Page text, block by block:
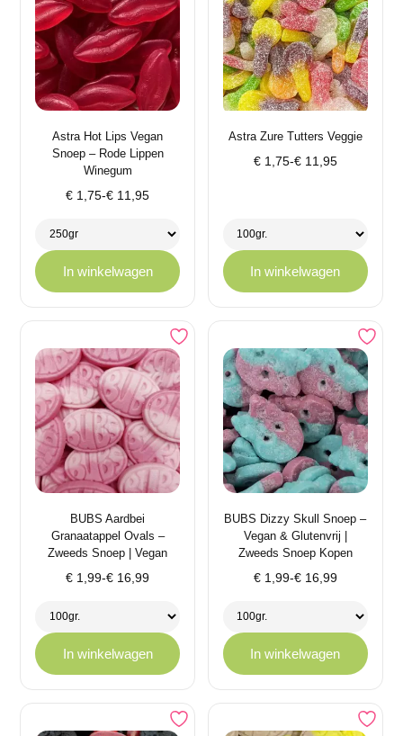
Astra Hot Lips Vegan
Snoep – Rode Lippen
Winegum
€ 1,75-€ 11,95
Prijsklasse:
tot
€ 11,95
In winkelwagen
Astra Zure Tutters Veggie
€1,75-€11,95
Prijsklasse:
In winkelwagen
BUBS Aardbei
Granaatappel Ovals –
Zweeds Snoep | Vegan
€ 1,99-€ 16,99
Prijsklasse:
tot
€ 16,99
In winkelwagen
BUBS Dizzy Skull Snoep –
Vegan & Glutenvrij |
Zweeds Snoep Kopen
€1,99-€16,99
Prijsklasse:
tot
€ 16,99
In winkelwagen